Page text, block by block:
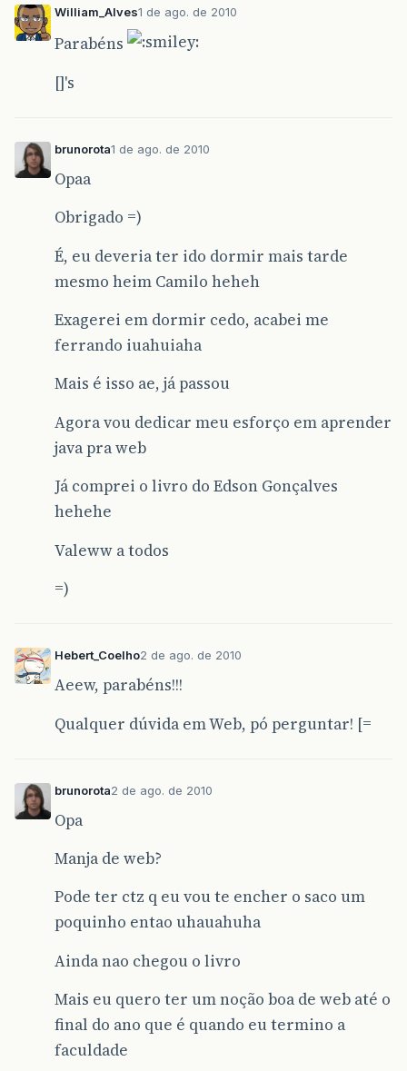
William_Alves1 de ago. de 2010
Parabéns
[]'s
brunorota1 de ago. de 2010
Opaa
Obrigado =)
É, eu deveria ter ido dormir mais tarde
mesmo heim Camilo heheh
Exagerei em dormir cedo, acabei me
ferrando iuahuiaha
Mais é isso ae, já passou
Agora vou dedicar meu esforço em aprender
java pra web
Já comprei o livro do Edson Gonçalves
hehehe
Valeww a todos
=)
Hebert_Coelho2 de ago. de 2010
Aeew, parabéns!!!
Qualquer dúvida em Web, pó perguntar! [=
brunorota2 de ago. de 2010
Opa
Manja de web?
Pode ter ctz q eu vou te encher o saco um
poquinho entao uhauahuha
Ainda nao chegou o livro
Mais eu quero ter um noção boa de web até o
final do ano que é quando eu termino a
faculdade